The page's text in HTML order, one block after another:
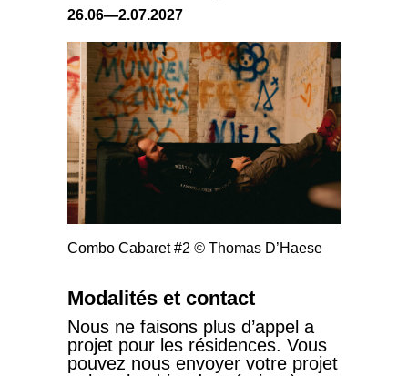
26.06—2.07.2027
Combo Cabaret #2 © Thomas D’Haese
Modalités et contact
Nous ne faisons plus d’appel a
projet pour les résidences. Vous
pouvez nous envoyer votre projet